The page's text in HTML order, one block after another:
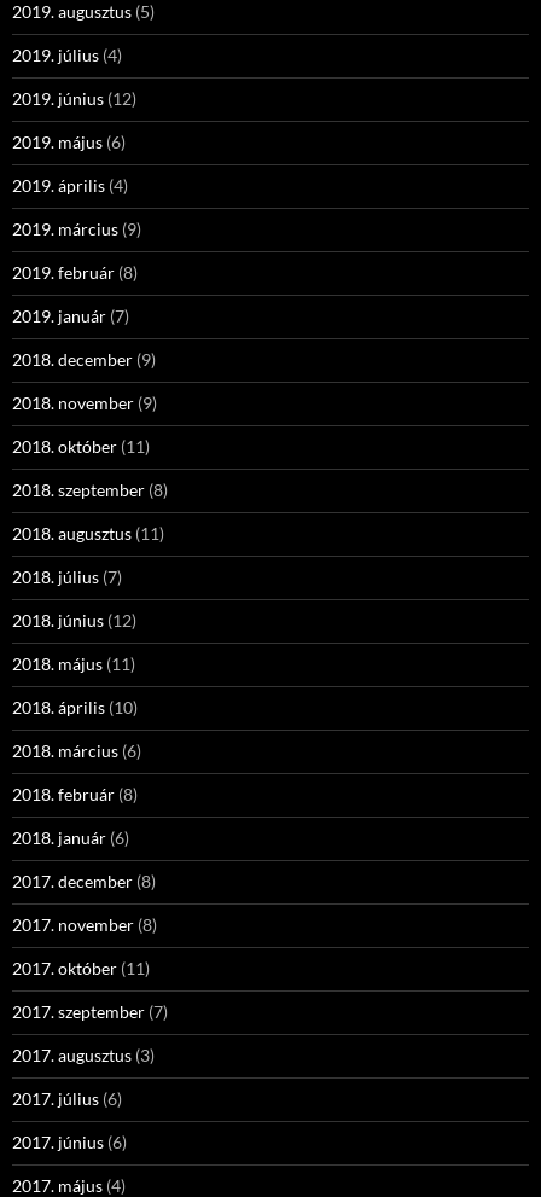
2019. augusztus (5)
2019. július (4)
2019. június (12)
2019. május (6)
2019. április (4)
2019. március (9)
2019. február (8)
2019. január (7)
2018. december (9)
2018. november (9)
2018. október (11)
2018. szeptember (8)
2018. augusztus (11)
2018. július (7)
2018. június (12)
2018. május (11)
2018. április (10)
2018. március (6)
2018. február (8)
2018. január (6)
2017. december (8)
2017. november (8)
2017. október (11)
2017. szeptember (7)
2017. augusztus (3)
2017. július (6)
2017. június (6)
2017. május (4)